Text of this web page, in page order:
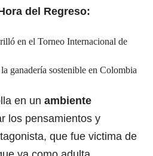
del Regreso:
en el Torneo Internacional de
ganadería sostenible en Colombia
en un ambiente
los pensamientos y
que fue victima de